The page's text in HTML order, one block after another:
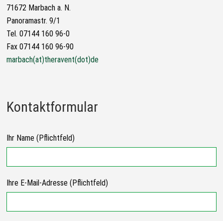
71672 Marbach a. N.
Panoramastr. 9/1
Tel. 07144 160 96-0
Fax 07144 160 96-90
marbach(at)theravent(dot)de
Kontaktformular
Ihr Name (Pflichtfeld)
Ihre E-Mail-Adresse (Pflichtfeld)